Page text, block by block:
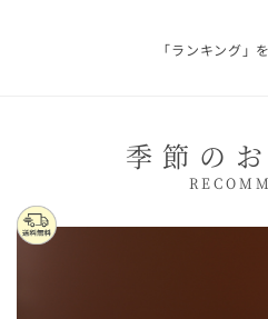
「ランキング」を
季節の